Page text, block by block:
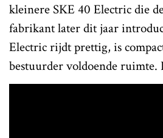
kleinere SKE 40 Electric die
fabrikant later dit jaar
Electric rijdt prettig, is
bestuurder voldoende ruimte.